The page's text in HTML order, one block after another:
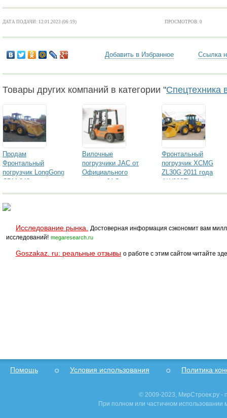
ДАТА ПОДАЧИ: 12.01.2023 (06:19) ПРОСМОТРОВ: 0
Добавить в Избранное Ссылка
Товары других компаний в категории "Спецтехника
Продам
Фронтальный
погрузчик LongGong
CDM 843
Вилочные
погрузчики JAC от
Официального
дилера JAC
Фронтальный
погрузчик XCMG
ZL30G 2011 года
(LW300F)
Исследование рынка.
Достоверная информация сэкономит вам
исследований! megaresearch.ru
Goszakaz. ru: реальные отзывы о работе с этим сайтом читайте
Помощь Условия использования Политика
© 2009-2023, МирСтроек.ру -
При полном или частичном использовании